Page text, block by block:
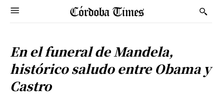
En el funeral de Mandela,
histórico saludo entre Obama y
Castro